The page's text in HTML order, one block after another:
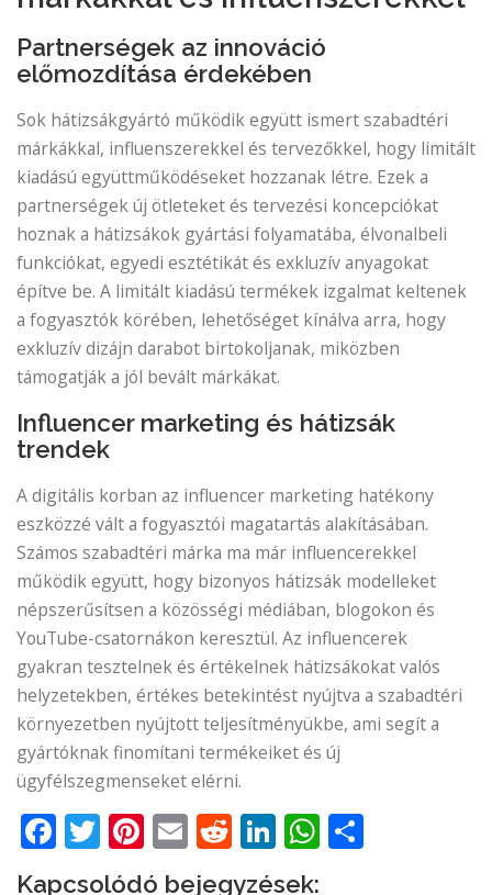
Partnerségek az innováció
előmozdítása érdekében
Sok hátizsákgyártó működik együtt ismert szabadtéri
márkákkal, influenszerekkel és tervezőkkel, hogy limitált
kiadású együttműködéseket hozzanak létre. Ezek a
partnerségek új ötleteket és tervezési koncepciókat
hoznak a hátizsákok gyártási folyamatába, élvonalbeli
funkciókat, egyedi esztétikát és exkluzív anyagokat
építve be. A limitált kiadású termékek izgalmat keltenek
a fogyasztók körében, lehetőséget kínálva arra, hogy
exkluzív dizájn darabot birtokoljanak, miközben
támogatják a jól bevált márkákat.
Influencer marketing és hátizsák
trendek
A digitális korban az influencer marketing hatékony
eszközzé vált a fogyasztói magatartás alakításában.
Számos szabadtéri márka ma már influencerekkel
működik együtt, hogy bizonyos hátizsák modelleket
népszerűsítsen a közösségi médiában, blogokon és
YouTube-csatornákon keresztül. Az influencerek
gyakran tesztelnek és értékelnek hátizsákokat valós
helyzetekben, értékes betekintést nyújtva a szabadtéri
környezetben nyújtott teljesítményükbe, ami segít a
gyártóknak finomítani termékeiket és új
ügyfélszegmenseket elérni.
Facebook
Twitter
Pinterest
EmailReddit
LinkedIn
WhatsApp
Kapcsolódó bejegyzések: